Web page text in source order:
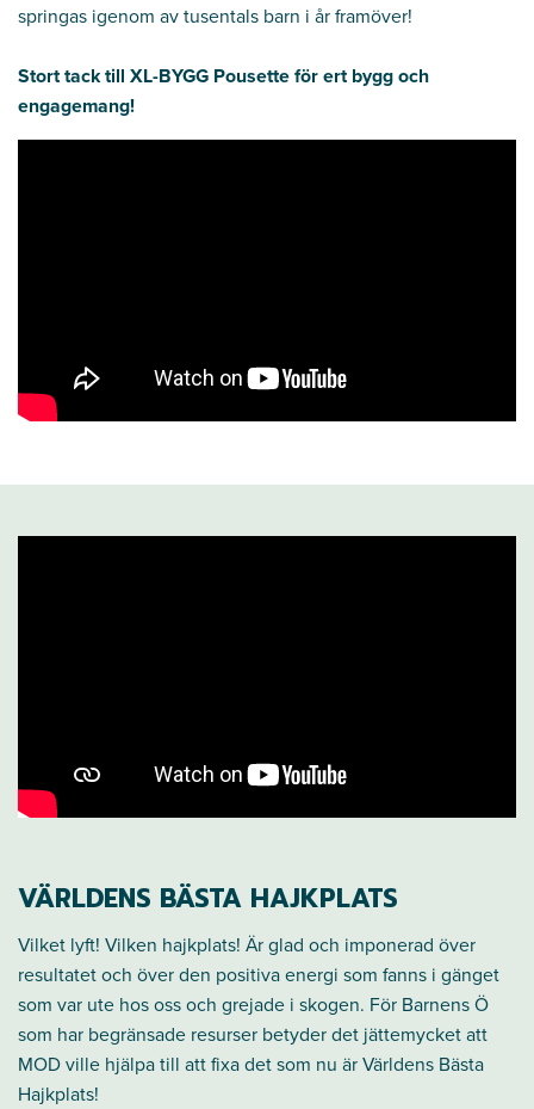
springas igenom av tusentals barn i år framöver!
Stort tack till XL-BYGG Pousette för ert bygg och
engagemang!
VÄRLDENS BÄSTA HAJKPLATS
Vilket lyft! Vilken hajkplats! Är glad och imponerad över
resultatet och över den positiva energi som fanns i gänget
som var ute hos oss och grejade i skogen. För Barnens Ö
som har begränsade resurser betyder det jättemycket att
MOD ville hjälpa till att fixa det som nu är Världens Bästa
Hajkplats!